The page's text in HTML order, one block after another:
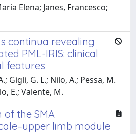
Elena; Janes, Francesco;
continua revealing
PML-IRIS: clinical
features
Gigli, G. L.; Nilo, A.; Pessa, M.
E.; Valente, M.
of the SMA
limb module